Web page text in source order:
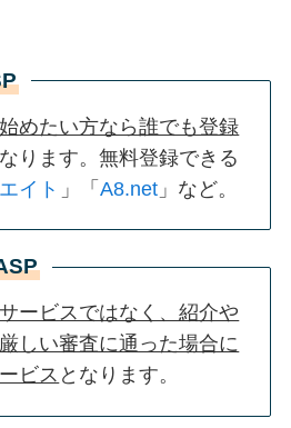
信いただけると嬉しいです～
ってな感じ
めたい方なら誰でも登録
ります。無料登録できる
イト 」「A8.net 」など。
ービスではなく、紹介や
しい審査に通った場合に
ビス となります。